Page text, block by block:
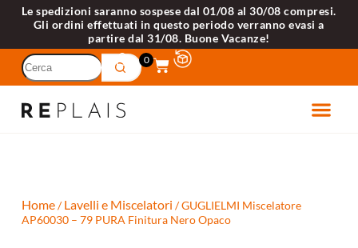
Le spedizioni saranno sospese dal 01/08 al 30/08 compresi.
Gli ordini effettuati in questo periodo verranno evasi a
partire dal 31/08. Buone Vacanze!
0
Home/Lavelli e Miscelatori / GUGLIELMI Miscelatore
AP60030 – 79 PURA Finitura Nero Opaco